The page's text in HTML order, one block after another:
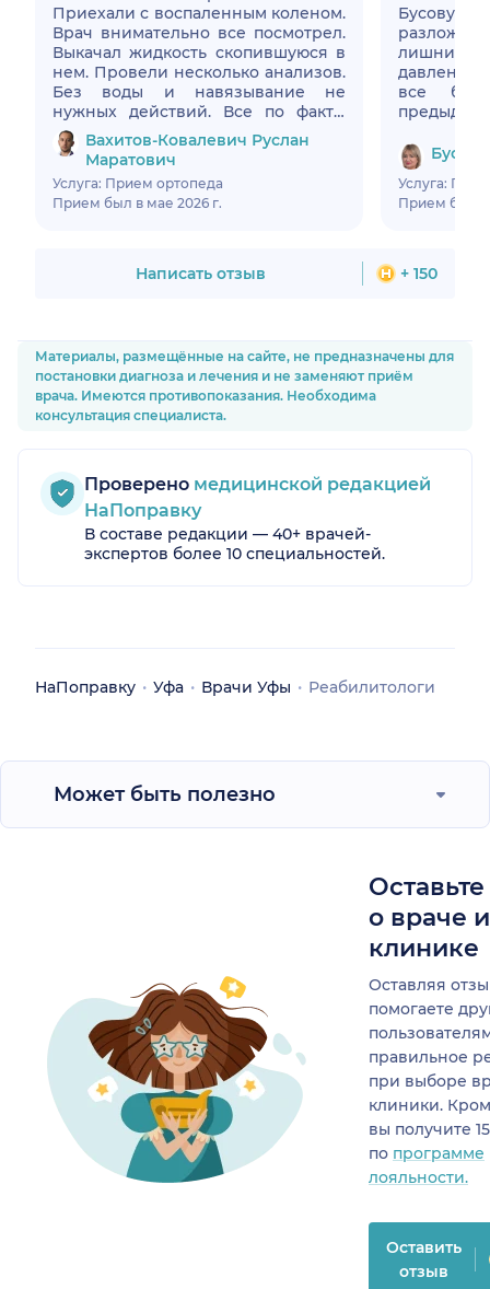
Приехали с воспаленным коленом.
Врач внимательно все посмотрел.
Выкачал жидкость скопившуюся в
нем. Провели несколько анализов.
Без воды и навязывание не
нужных действий. Все по факту.
Назначил лечение которое
надеюсь поможет. Повезло что
именно он коленями занимается.
Визитом остались довольны. Даже
дал купон со скидкой на
Вахитов-Ковалевич Руслан
Маратович
Услуга: Прием ортопеда
Прием был в мае 2026 г.
лишних
все
а от
этого
Услуга:
Прием был в
Написать отзыв + 150
Материалы, размещённые на сайте, не предназначены для
постановки диагноза и лечения и не заменяют приём
врача. Имеются противопоказания. Необходима
консультация специалиста.
Проверено медицинской редакцией
НаПоправку
В составе редакции — 40+ врачей-
экспертов более 10 специальностей.
НаПоправку Уфа Врачи Уфы Реабилитологи
Может быть полезно
о враче
клинике
Оставляя
помогаете
правильное
при выборе
клиники.
вы получите
по программе
лояльности.
Оставить
отзыв